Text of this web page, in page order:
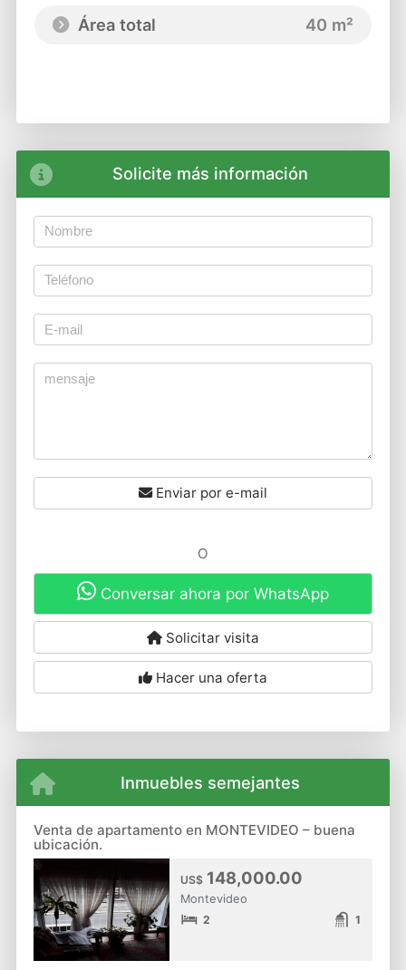
Área total 40 m²
Solicite más información
Enviar por e-mail
O
Conversar ahora por WhatsApp
Solicitar visita
Hacer una oferta
Inmuebles semejantes
Venta de apartamento en MONTEVIDEO – buena
ubicación.
US$148,000.00
Montevideo
2 1